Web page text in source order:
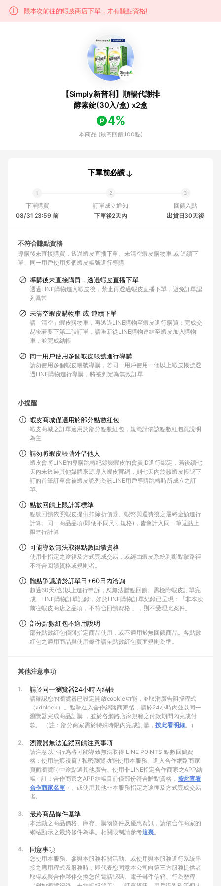
限本次前往的蝦皮商店下單，才有賺點資格!
【Simply新普利】順暢代謝排
酵素錠(30入/盒) x2盒
4%
本商品 (最高回饋100點)
下單前必讀
下單購買
08/31 23:59 前
訂單成立通知
下單後2天內
回饋入點
出貨日30天後
不符合賺點資格
導購後未直接購買，透過蝦皮直播下單
未清空蝦皮購物車 或 連續下
單
同一用戶使用多個蝦皮帳號進行導購
導購後未直接購買，透過蝦皮直播下單
透過LINE購物進入蝦皮後，禁止再透過蝦皮直播下單，避免訂單認
列異常
未清空蝦皮購物車 或 連續下單
請「清空」蝦皮購物車，再透過LINE購物至蝦皮進行購買；完成交
易後若要下第二張訂單，請重新從LINE購物連結至蝦皮加入購物
車，並完成結帳
同一用戶使用多個蝦皮帳號進行導購
請勿使用多個蝦皮帳號導購，若同一用戶使用一個以上蝦皮帳號透
過LINE購物進行導購，將被判定為無效訂單
小提醒
蝦皮商城僅適用於部分點數紅包
蝦皮商城之訂單適用於部分點數紅包，規範請依該點數紅包頁說明
為主
請勿將蝦皮帳號外借他人
蝦皮會將LINE的導購跳轉紀錄與蝦皮的會員ID進行綁定，若後續七
天內未透過其他媒體來源導入蝦皮官網，則七天內於該蝦皮帳號下
訂的首筆訂單會被蝦皮認列為該LINE用戶導購跳轉時所成立之訂
單。
點數回饋上限計算標準
點數回饋依照蝦皮提供扣除折價券、蝦幣與運費後之最終金額進行
計算。同一商品品項(即便不同尺寸規格)，皆會計入同一筆返點上
限進行計算
可能導致無法取得點數回饋資格
使用非指定之途徑及方式完成交易，或經由蝦皮系統判斷點擊路徑
不符合回饋資格或規則者。
贈點爭議請於訂單日+60日內洽詢
超過60天(含)以上進行申訴，恕無法贈點回饋。需檢附蝦皮訂單完
成、LINE購物訂單記錄，如於LINE購物訂單紀錄已呈現：「非本次
前往蝦皮商店之品項，不符合回饋資格 」，則不受理此案件。
部分點數紅包不適用說明
部分點數紅包僅限指定商品使用，或不適用於無回饋商品。各點數
紅包之適用商品與使用條件請依點數紅包頁面規則為準。
其他注意事項
1. 請於同一瀏覽器24小時內結帳
請確認您的瀏覽器已設定開啟cookie功能，並取消廣告阻擋程式
（adblock）。點擊進入合作網路商家後，請於24小時內並以同一
瀏覽器完成商品訂購 ，並於各網路店家規範之付款期間內完成付
款。 （註：部分商家需於特殊時限內完成訂購， 按此看明細。）
2. 瀏覽器無法追蹤回饋注意事項
請注意以下行為將可能導致無法取得 LINE POINTS 點數回饋資
格：使用無痕視窗 / 私密瀏覽功能使用本服務、進入合作網路商家
頁面瀏覽時中途點選其他廣告、使用非LINE指定合作商家之APP結
帳﹙註：合作商家之APP結帳目前僅部份符合贈點資格， 按此查看
合作商家名單 ﹚、或使用其他非本服務指定之途徑及方式完成交易
者。
3. 最終商品條件基準
本活動之商品價格、庫存、購物條件及優惠資訊，請依合作商家的
網站顯示之最終條件為準。相關限制請參考這裏。
4. 同意事項
您使用本服務、參與本服務相關活動、或使用與本服務進行系統串
接之應用程式及服務時，即代表您同意本公司向第三方服務提供者
取得或與合作夥伴交換您的電話號碼、電子郵件信箱、行為歷程